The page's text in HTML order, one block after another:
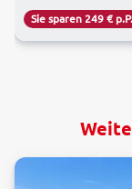
Sie sparen 249 € p.P.